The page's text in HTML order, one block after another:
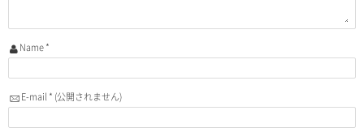
Name*
E-mail * (公開されません)